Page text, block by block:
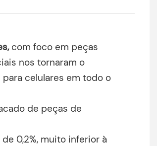
com foco em peças
nos tornaram o
celulares em todo o
de peças de
0,2%, muito inferior à